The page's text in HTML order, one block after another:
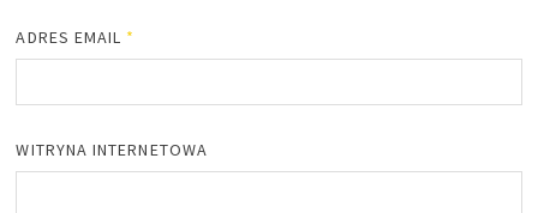
ADRES EMAIL *
WITRYNA INTERNETOWA